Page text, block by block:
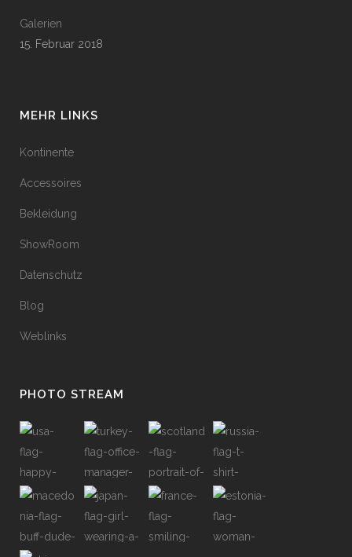
Galerien
15. Februar 2018
MEHR LINKS
Kontinente
Accessoires
Bekleidung
ShowRoom
Datenschutz
Blog
Weblinks
PHOTO STREAM